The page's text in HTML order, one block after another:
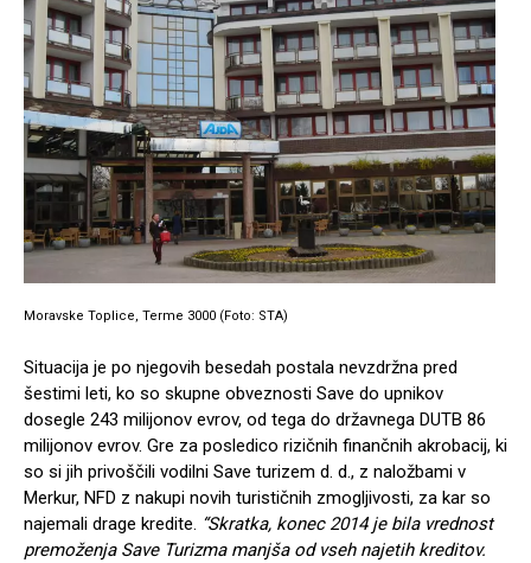
Moravske Toplice, Terme 3000 (Foto: STA)
Situacija je po njegovih besedah postala nevzdržna pred
šestimi leti, ko so skupne obveznosti Save do upnikov
dosegle 243 milijonov evrov, od tega do državnega DUTB 86
milijonov evrov. Gre za posledico rizičnih finančnih akrobacij, ki
so si jih privoščili vodilni Save turizem d. d., z naložbami v
Merkur, NFD z nakupi novih turističnih zmogljivosti, za kar so
najemali drage kredite. “Skratka, konec 2014 je bila vrednost
premoženja Save Turizma manjša od vseh najetih kreditov.